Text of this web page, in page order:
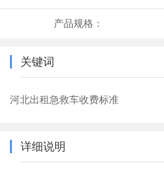
产品规格：
关键词
河北出租急救车收费标准
详细说明